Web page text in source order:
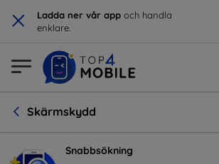
× Ladda ner vår app och handla
enklare.
Skärmskydd
Snabbsökning